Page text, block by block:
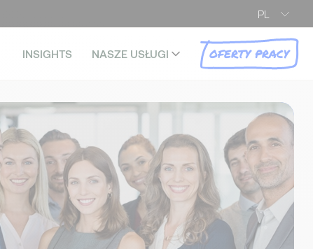
PL
INSIGHTS NASZE USŁUGI OFERTY PRACY